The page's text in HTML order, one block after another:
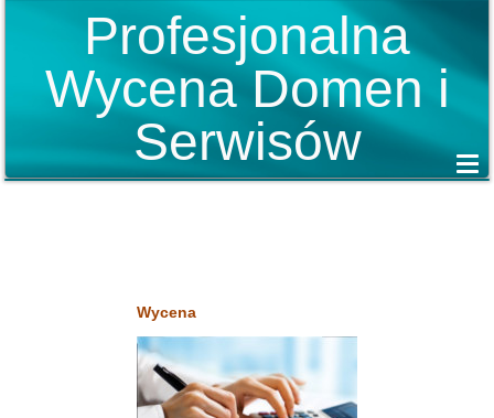
Profesjonalna
Wycena Domen i
Serwisów
Wycena